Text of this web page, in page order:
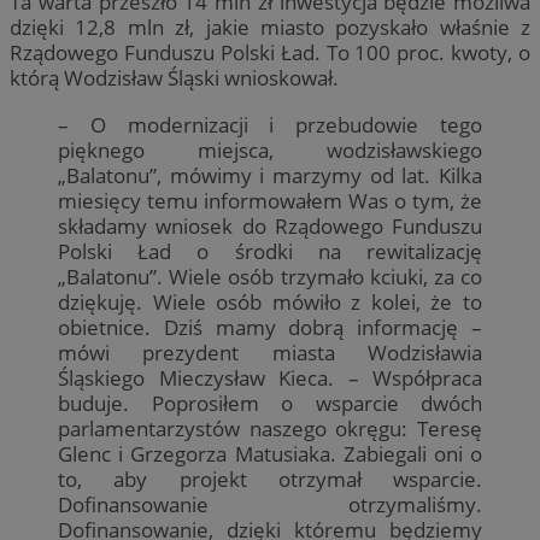
dzięki 12,8 mln zł, jakie miasto pozyskało właśnie z
Rządowego Funduszu Polski Ład. To 100 proc. kwoty, o
którą Wodzisław Śląski wnioskował.
– O modernizacji i przebudowie tego
pięknego miejsca, wodzisławskiego
„Balatonu”, mówimy i marzymy od lat. Kilka
miesięcy temu informowałem Was o tym, że
składamy wniosek do Rządowego Funduszu
Polski Ład o środki na rewitalizację
„Balatonu”. Wiele osób trzymało kciuki, za co
dziękuję. Wiele osób mówiło z kolei, że to
obietnice. Dziś mamy dobrą informację –
mówi prezydent miasta Wodzisławia
Śląskiego Mieczysław Kieca. – Współpraca
buduje. Poprosiłem o wsparcie dwóch
parlamentarzystów naszego okręgu: Teresę
Glenc i Grzegorza Matusiaka. Zabiegali oni o
to, aby projekt otrzymał wsparcie.
Dofinansowanie otrzymaliśmy.
Dofinansowanie, dzięki któremu będziemy